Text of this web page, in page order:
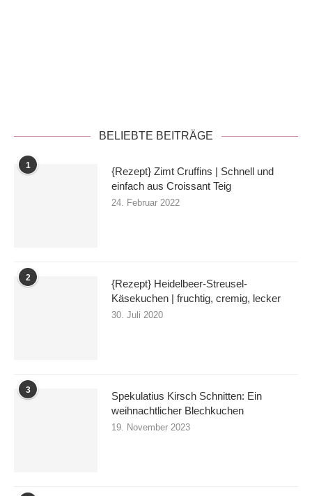
BELIEBTE BEITRÄGE
1
{Rezept} Zimt Cruffins | Schnell und
einfach aus Croissant Teig
24. Februar 2022
2
{Rezept} Heidelbeer-Streusel-
Käsekuchen | fruchtig, cremig, lecker
30. Juli 2020
3
Spekulatius Kirsch Schnitten: Ein
weihnachtlicher Blechkuchen
19. November 2023